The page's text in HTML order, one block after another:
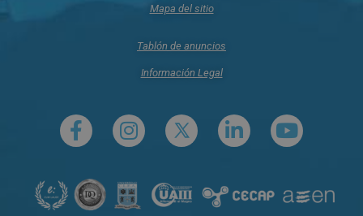
Mapa del sitio
Tablón de anuncios
Información Legal